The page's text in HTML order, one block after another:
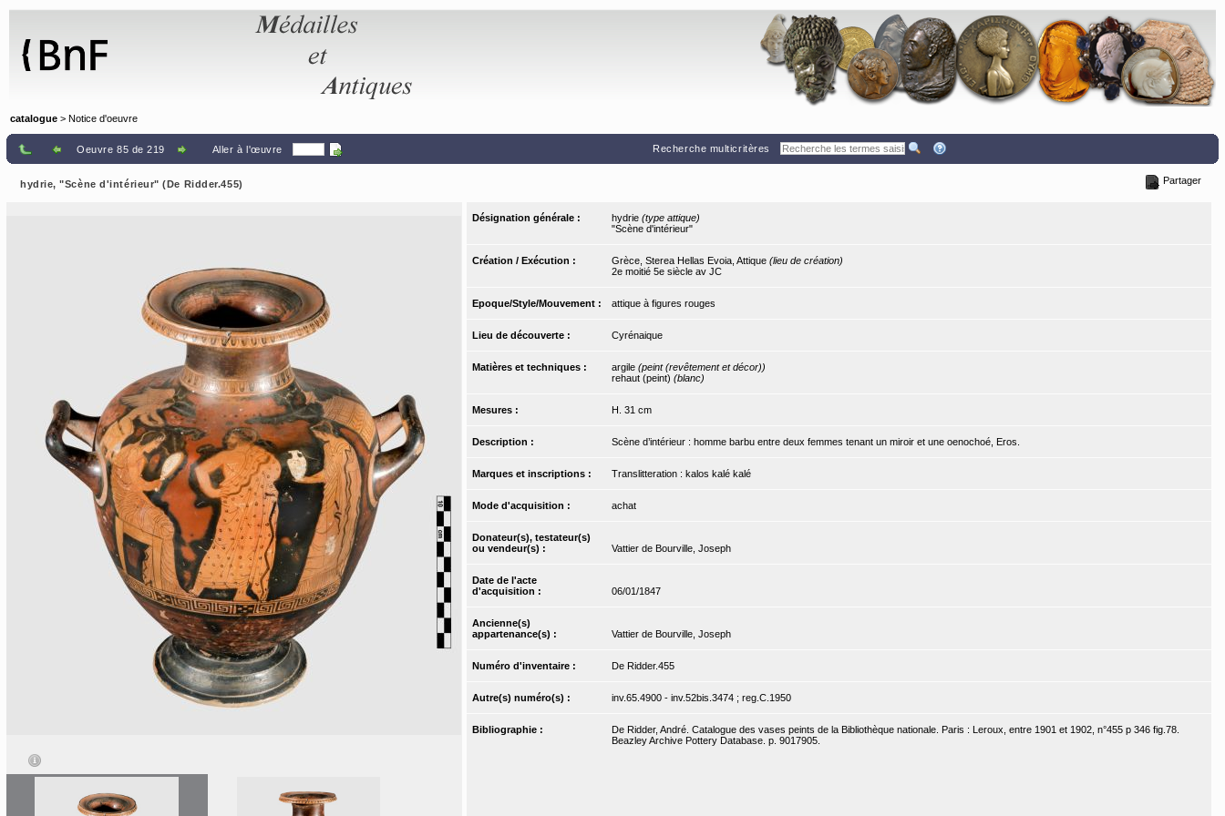
catalogue > Notice d'oeuvre
Oeuvre 85 de 219 Aller à l'œuvre Recherche multicritères
hydrie, "Scène d'intérieur" (De Ridder.455) Partager
Désignation générale : hydrie (type attique)
"Scène d'intérieur"
Création / Exécution : Grèce, Sterea Hellas Evoia, Attique (lieu de création)
2e moitié 5e siècle av JC
Epoque/Style/Mouvement : attique à figures rouges
Lieu de découverte : Cyrénaique
Matières et techniques : argile (peint (revêtement et décor))
rehaut (peint) (blanc)
Mesures : H. 31 cm
Description : Scène d’intérieur : homme barbu entre deux femmes tenant un miroir et une oenochoé, Eros.
Marques et inscriptions : Translitteration : kalos kalé kalé
Mode d'acquisition : achat
Donateur(s), testateur(s)
ou vendeur(s) :
Vattier de Bourville, Joseph
Date de l'acte
d'acquisition :
06/01/1847
Ancienne(s)
appartenance(s) :
Vattier de Bourville, Joseph
Numéro d'inventaire : De Ridder.455
Autre(s) numéro(s) : inv.65.4900 - inv.52bis.3474 ; reg.C.1950
Bibliographie :
De Ridder, André. Catalogue des vases peints de la Bibliothèque nationale. Paris : Leroux, entre 1901 et 1902, n°455 p 346 fig.78.
Beazley Archive Pottery Database. p. 9017905.